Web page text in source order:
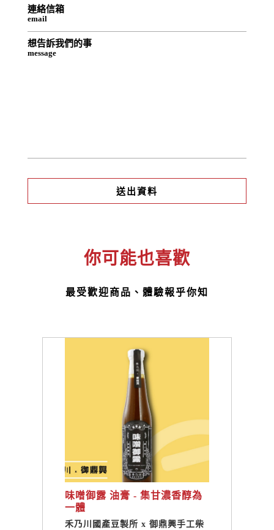
連絡信箱
email
想告訴我們的事
message
你可能也喜歡
最受歡迎商品、體驗報乎你知
味噌御露 油膏 - 集甘濃香醇為
一體
禾乃川國產豆製所 x 御鼎興手工柴